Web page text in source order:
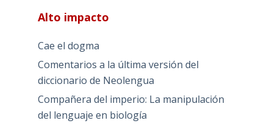
Alto impacto
Cae el dogma
Comentarios a la última versión del
diccionario de Neolengua
Compañera del imperio: La manipulación
del lenguaje en biología